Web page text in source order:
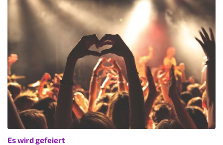
Es wird gefeiert: